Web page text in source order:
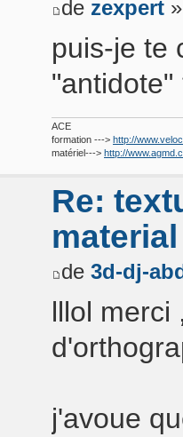
de zexpert
puis-je te
"antidote"
ACE
formation ---> http://
matériel---> http://
Re:
de 3d-dj-
lllol merci
j'avoue